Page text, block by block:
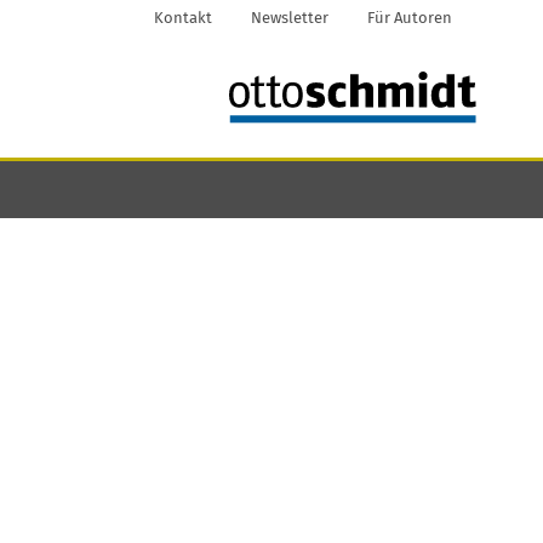
Kontakt Newsletter Für Autoren